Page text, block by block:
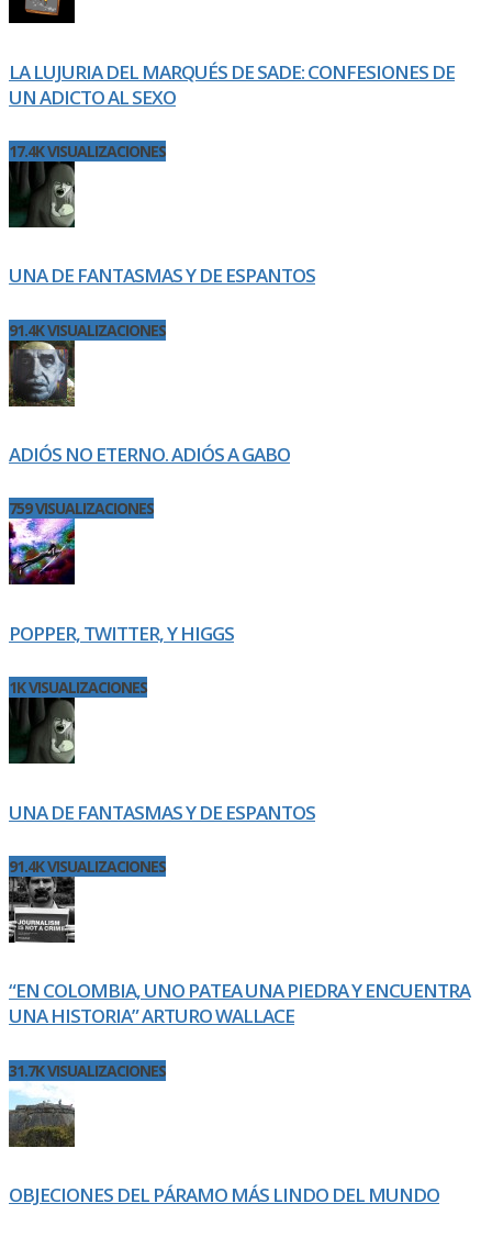
LA LUJURIA DEL MARQUÉS DE SADE: CONFESIONES DE
UN ADICTO AL SEXO
17.4K VISUALIZACIONES
UNA DE FANTASMAS Y DE ESPANTOS
91.4K VISUALIZACIONES
ADIÓS NO ETERNO. ADIÓS A GABO
759 VISUALIZACIONES
POPPER, TWITTER, Y HIGGS
1K VISUALIZACIONES
UNA DE FANTASMAS Y DE ESPANTOS
91.4K VISUALIZACIONES
“EN COLOMBIA, UNO PATEA UNA PIEDRA Y ENCUENTRA
UNA HISTORIA” ARTURO WALLACE
31.7K VISUALIZACIONES
OBJECIONES DEL PÁRAMO MÁS LINDO DEL MUNDO